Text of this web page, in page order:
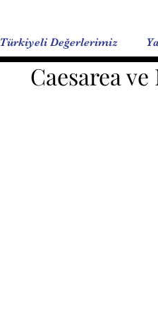
Türkiyeli Değerlerimiz
Caesarea